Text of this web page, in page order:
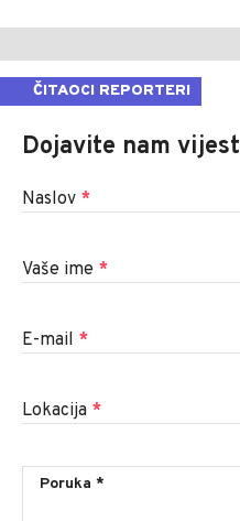
ČITAOCI REPORTERI
Dojavite nam vijest
Naslov *
Vaše ime *
E-mail *
Lokacija *